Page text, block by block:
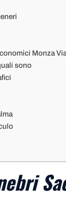
Monza
sono